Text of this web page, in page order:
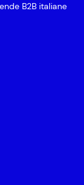
B2B italiane